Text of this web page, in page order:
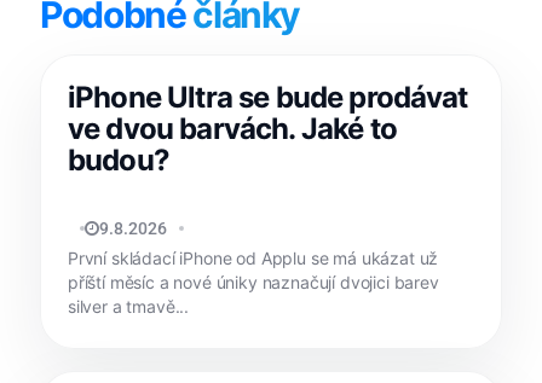
Podobnéčlánky
iPhone Ultra se bude prodávat
ve dvou barvách. Jaké to
budou?
JAN HOLEŠ
9.8.2026
První skládací iPhone od Applu se má ukázat už
příští měsíc a nové úniky naznačují dvojici barev
silver a tmavě...